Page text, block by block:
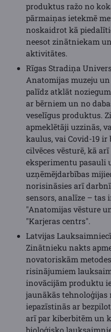
produktus ražo no
pārmaiņas ietekmē
noskaidrot kā
neesot zinātniekam
aktivitātes.
Rīgas Stradiņa
Anatomijas muzeju
palīdz atklāt
ar bērniem un no
veselīgus produktus.
apmeklētāji uzzinās,
kaulus, vai Covid-19
cilvēces vēsturē, kā
eksperimentu pasauli
uzņēmējdarbības
norisināsies arī
sensors, analīze –
"Anatomijas vēsture
"Karjeras centrs".
Latvijas
Zinātnieku nakts
novatoriskām
risinājumiem
inovācijām produktu
jaunākās tehnoloģijas
iepazīstinās ar
arī par kiberbitēm un
bioloģisko